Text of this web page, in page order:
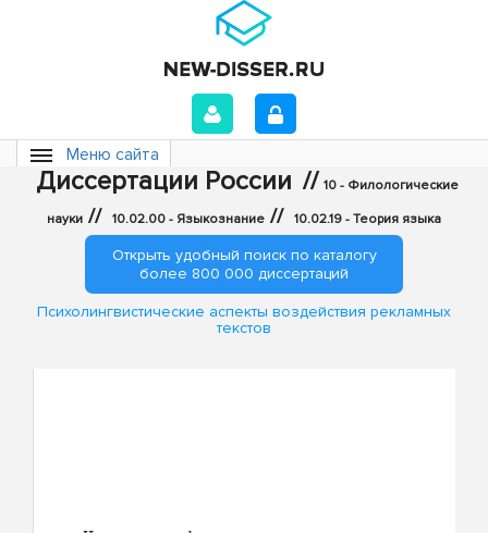
Меню сайта
Диссертации России // 10 - Филологические
науки // 10.02.00 - Языкознание // 10.02.19 - Теория языка
Открыть удобный поиск по каталогу
более 800 000 диссертаций
Психолингвистические аспекты воздействия рекламных
текстов